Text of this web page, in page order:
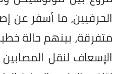
متفرقة، بينهم حالة
الإسعاف لنقل